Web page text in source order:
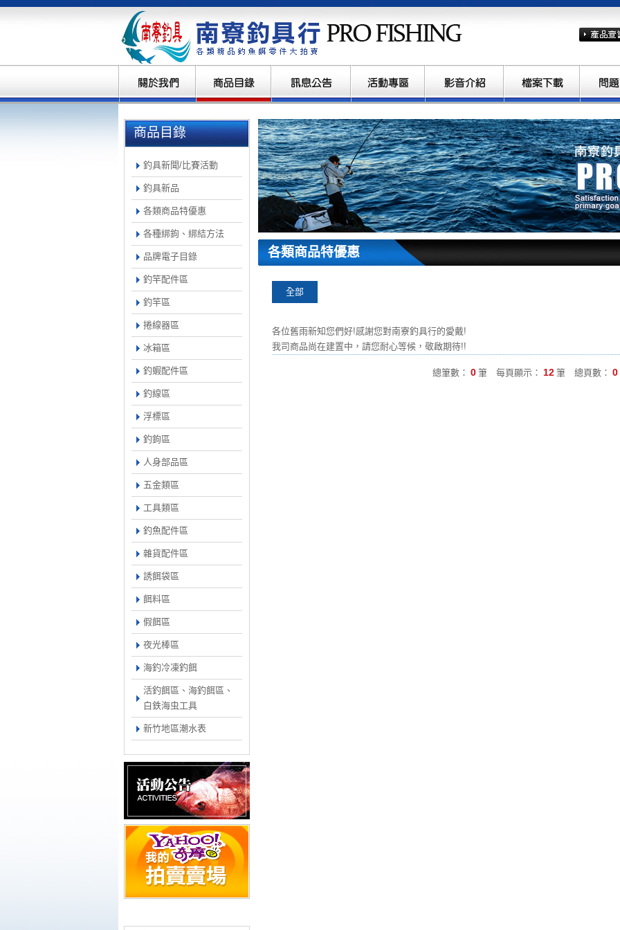
商品目錄
釣具新聞/比賽活動
釣具新品
各類商品特優惠
各種綁鉤、綁結方法
品牌電子目錄
釣竿配件區
釣竿區
捲線器區
冰箱區
釣蝦配件區
釣線區
浮標區
釣鉤區
人身部品區
五金類區
工具類區
釣魚配件區
雜貨配件區
誘餌袋區
餌料區
假餌區
夜光棒區
海釣冷凍釣餌
活釣餌區、海釣餌區、
白鉄海虫工具
新竹地區潮水表
各類商品特優惠
全部
各位舊雨新知您們好!感謝您對南寮釣具行的愛戴!
我司商品尚在建置中，請您耐心等候，敬啟期待!!
總筆數： 0 筆 每頁顯示： 12 筆 總頁數： 0